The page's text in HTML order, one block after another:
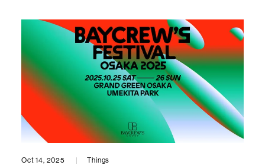
Oct 14, 2025 Things